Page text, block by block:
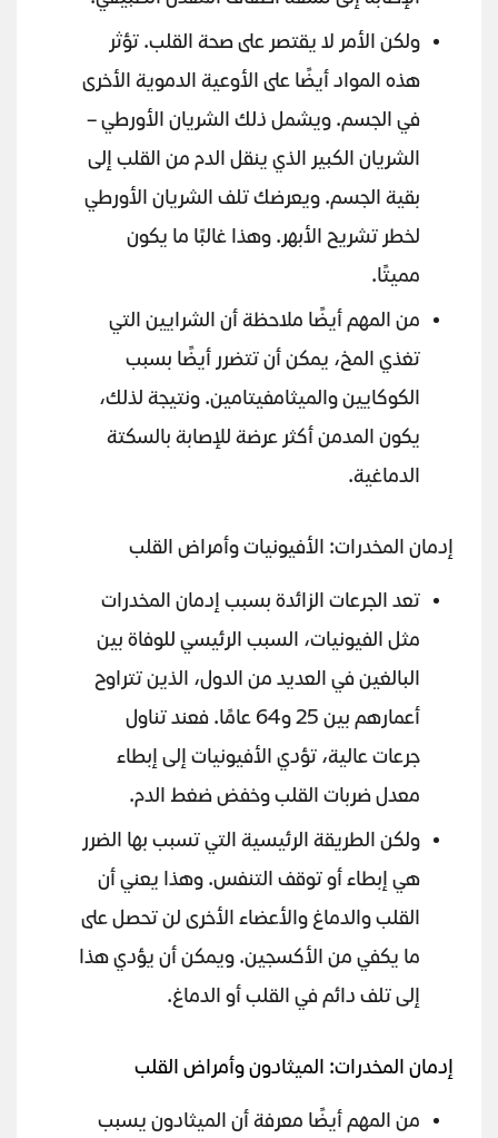
ولكن الأمر لا يقتصر على صحة القلب. تؤثر
هذه المواد أيضًا على الأوعية الدموية الأخرى
في الجسم. ويشمل ذلك الشريان الأورطي –
الشريان الكبير الذي ينقل الدم من القلب إلى
بقية الجسم. ويعرضك تلف الشريان الأورطي
لخطر تشريح الأبهر. وهذا غالبًا ما يكون
مميتًا.
من المهم أيضًا ملاحظة أن الشرايين التي
تغذي المخ، يمكن أن تتضرر أيضًا بسبب
الكوكايين والميثامفيتامين. ونتيجة لذلك،
يكون المدمن أكثر عرضة للإصابة بالسكتة
الدماغية.
إدمان المخدرات: الأفيونيات وأمراض القلب
تعد الجرعات الزائدة بسبب إدمان المخدرات
مثل الفيونيات، السبب الرئيسي للوفاة بين
البالغين في العديد من الدول، الذين تتراوح
أعمارهم بين 25 و64 عامًا. فعند تناول
جرعات عالية، تؤدي الأفيونيات إلى إبطاء
معدل ضربات القلب وخفض ضغط الدم.
ولكن الطريقة الرئيسية التي تسبب بها الضرر
هي إبطاء أو توقف التنفس. وهذا يعني أن
القلب والدماغ والأعضاء الأخرى لن تحصل على
ما يكفي من الأكسجين. ويمكن أن يؤدي هذا
إلى تلف دائم في القلب أو الدماغ.
إدمان المخدرات: الميثادون وأمراض القلب
من المهم أيضًا معرفة أن الميثادون يسبب